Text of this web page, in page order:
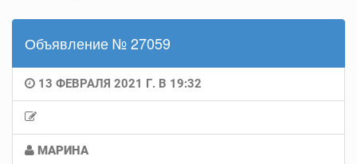
Объявление № 27059
13 ФЕВРАЛЯ 2021 Г. В 19:32
МАРИНА